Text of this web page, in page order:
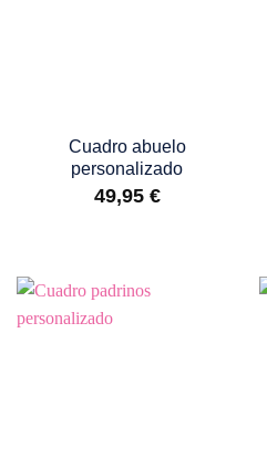
Cuadro abuelo
personalizado
49,95 €